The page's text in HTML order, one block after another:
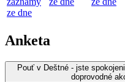
ze dne
Anketa
Pouť v Deštné - jste
doprovodné